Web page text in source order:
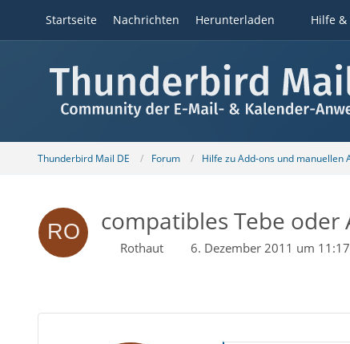
Startseite Nachrichten Herunterladen Hilfe &
Thunderbird Mail DE Forum Hilfe zu Add-ons und manuellen
compatibles Tebe oder
Rothaut 6. Dezember 2011 um 11:17